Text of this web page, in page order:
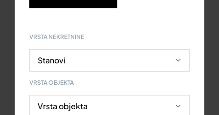
VRSTA NEKRETNINE
VRSTA OBJEKTA